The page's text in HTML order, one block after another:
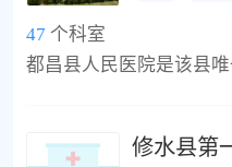
47 个科室
修水县第